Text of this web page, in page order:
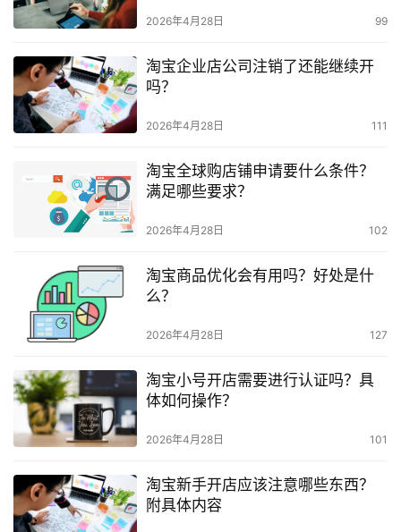
2026年4月28日 99
淘宝企业店公司注销了还能继续开
吗？
2026年4月28日 111
淘宝全球购店铺申请要什么条件？
满足哪些要求？
2026年4月28日 102
淘宝商品优化会有用吗？好处是什
么？
2026年4月28日 127
淘宝小号开店需要进行认证吗？具
体如何操作？
2026年4月28日 101
淘宝新手开店应该注意哪些东西？
附具体内容